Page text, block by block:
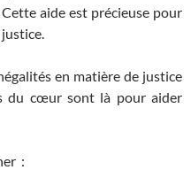
aide est précieuse pour
en matière de justice
du cœur sont là pour aider
: